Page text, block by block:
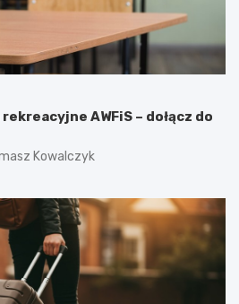
AWFiS – dołącz do
Kowalczyk